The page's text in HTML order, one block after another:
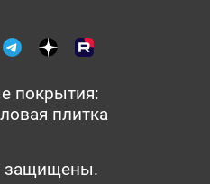
покрытия:
плитка
защищены.